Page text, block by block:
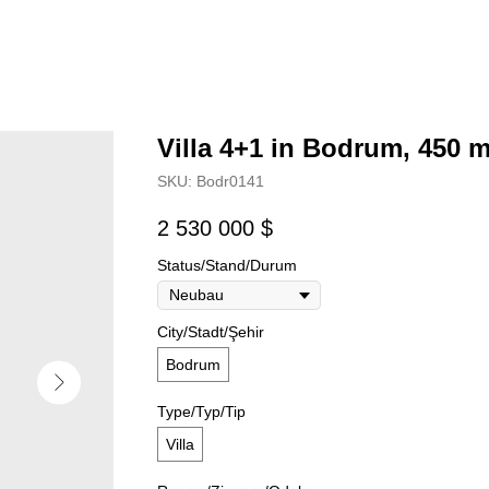
Villa 4+1 in Bodrum, 450
SKU: Bodr0141
2 530 000 $
Status/Stand/Durum
City/Stadt/Şehir
Bodrum
Type/Typ/Tip
Villa